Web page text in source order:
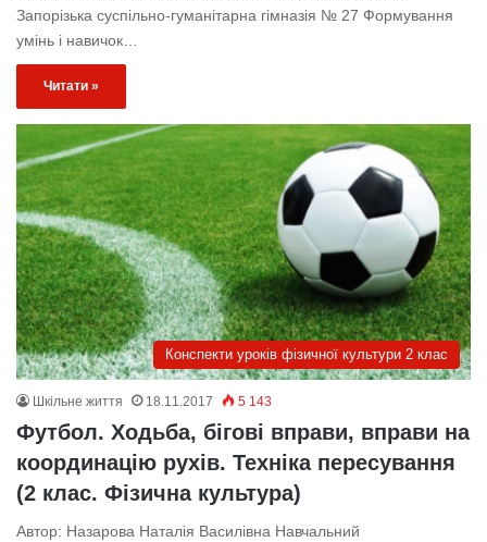
Запорізька суспільно-гуманітарна гімназія № 27 Формування
умінь і навичок…
Читати »
Конспекти уроків фізичної культури 2 клас
Шкільне життя 18.11.2017 5 143
Футбол. Ходьба, бігові вправи, вправи на
координацію рухів. Техніка пересування
(2 клас. Фізична культура)
Автор: Назарова Наталія Василівна Навчальний